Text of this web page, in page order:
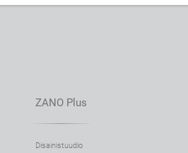
ZANO Plus
Disainistuudio